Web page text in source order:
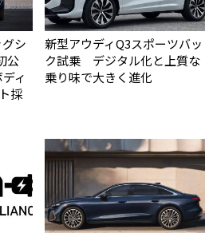
シ
公
ィ
採
新型アウディQ3スポーツバッ
ク試乗 デジタル化と上質な
乗り味で大きく進化